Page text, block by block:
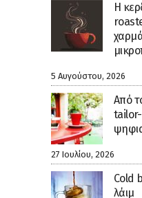
Η
5 Αυγούστου, 2026
Από
tailor-
27 Ιουλίου, 2026
Cold
λάιμ